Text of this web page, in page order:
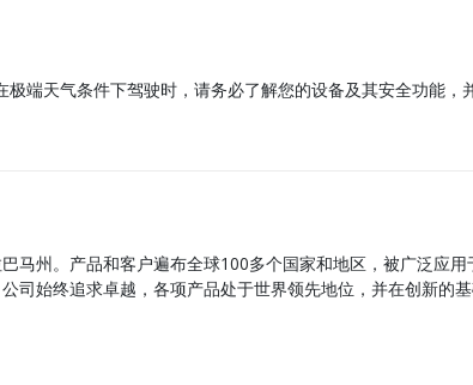
端天气条件下驾驶时，请务必了解您的设备及其安全功能，
马州。产品和客户遍布全球100多个国家和地区，被广泛应
司始终追求卓越，各项产品处于世界领先地位，并在创新的